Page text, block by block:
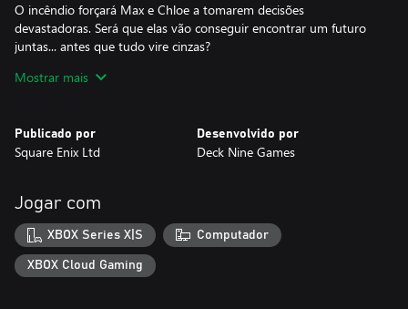
O incêndio forçará Max e Chloe a tomarem decisões
devastadoras. Será que elas vão conseguir encontrar um futuro
juntas... antes que tudo vire cinzas?
UM FINAL ÉPICO
nova rumo a um clímax épico.
O poder icônico da Max está de volta! Desfaça e refaça cada
decisão, mude o rumo de conversas e manipule seu ambiente
para solucionar quebra-cabeças quadrimensionais.
PUNK JOGÁVEL
Na pele da afiadíssima Chloe, você usa e abusa da astúcia, malícia
Mostrar mais
Publicado por
Square Enix Ltd
Desenvolvido por
Deck Nine Games
Jogar com
XBOX Series X|S Computador
XBOX Cloud Gaming